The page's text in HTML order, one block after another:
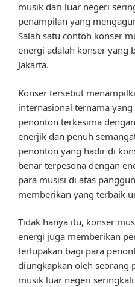
musik dari luar negeri
penampilan yang
Salah satu contoh konser
energi adalah konser yang
Jakarta.
Konser tersebut
internasional ternama
penonton terkesima
enerjik dan penuh
penonton yang hadir di
benar terpesona dengan
para musisi di atas
memberikan yang terbaik
Tidak hanya itu, konser
energi juga memberikan
terlupakan bagi para
diungkapkan oleh seorang
musik luar negeri